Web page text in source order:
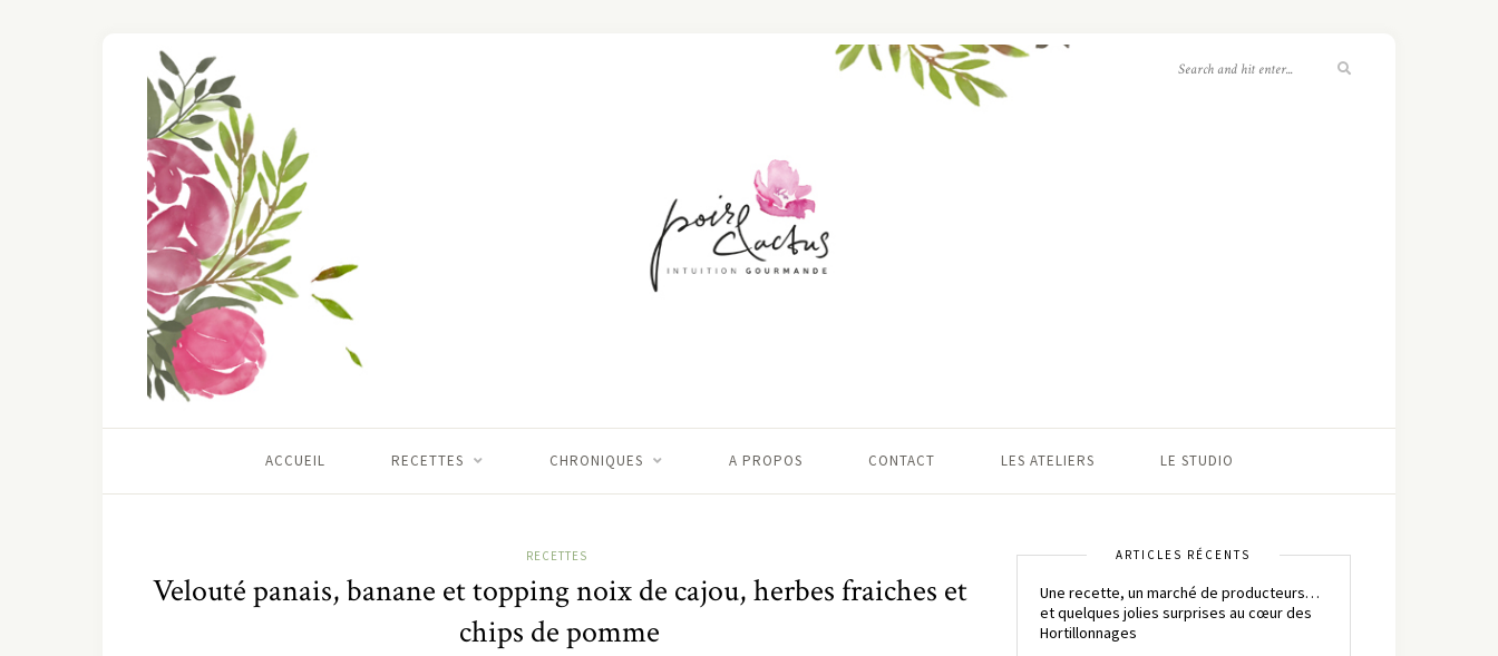
ACCUEIL RECETTES CHRONIQUES A PROPOS CONTACT LES ATELIERS LE STUDIO
RECETTES
Velouté panais, banane et topping noix de cajou, herbes fraiches et
chips de pomme
ARTICLES RÉCENTS
Une recette, un marché de producteurs…
et quelques jolies surprises au cœur des
Hortillonnages